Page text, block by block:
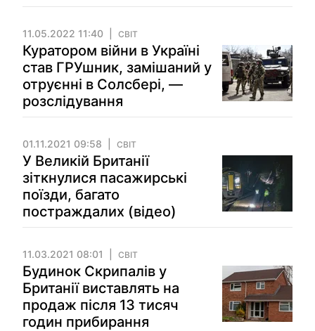
11.05.2022 11:40 СВІТ
Куратором війни в Україні
став ГРУшник, замішаний у
отруєнні в Солсбері, —
розслідування
01.11.2021 09:58 СВІТ
У Великій Британії
зіткнулися пасажирські
поїзди, багато
постраждалих (відео)
11.03.2021 08:01 СВІТ
Будинок Скрипалів у
Британії виставлять на
продаж після 13 тисяч
годин прибирання